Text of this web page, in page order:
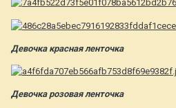
Девочка красная ленточка
Девочка розовая ленточка